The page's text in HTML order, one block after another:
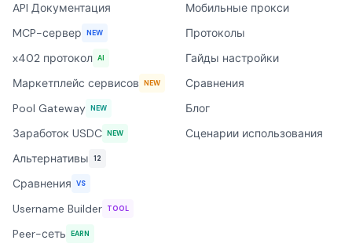
API Документация
MCP-сервер NEW
x402 протокол AI
Маркетплейс сервисов NEW
Pool Gateway NEW
Заработок USDC NEW
Альтернативы 12
Сравнения VS
Username Builder TOOL
Peer-сеть EARN
Мобильные прокси
Протоколы
Гайды настройки
Сравнения
Блог
Сценарии использования